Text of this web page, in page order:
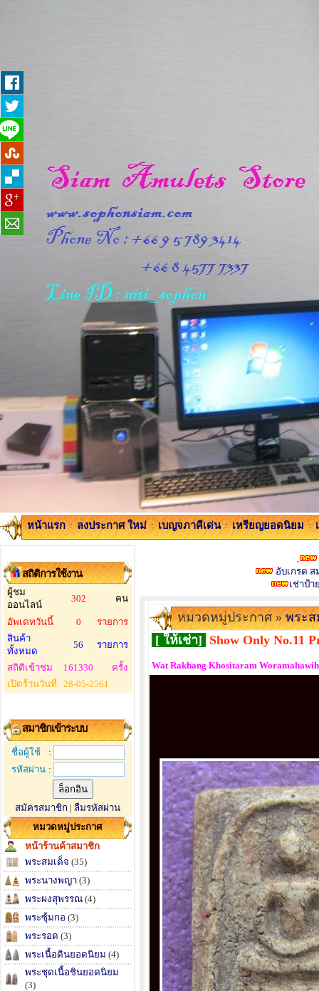
หน้าแรก : ลงประกาศ ใหม่ : เบญจภาคีเด่น : เหรียญยอดนิยม :
สถิติการใช้งาน
ผู้ชม
ออนไลน์
302 คน
อัพเดทวันนี้ 0
รายการ
สินค้า
ทั้งหมด
56 รายการ
สถิติเข้าชม 161330
ครั้ง
เปิดร้านวันที่
28-05-2561
สมาชิกเข้าระบบ
ชื่อผู้ใช้
:
รหัสผ่าน :
สมัครสมาชิก | ลืมรหัสผ่าน
หมวดหมู่ประกาศ
หน้าร้านค้าสมาชิก
พระสมเด็จ (35)
พระนางพญา (3)
พระผงสุพรรณ (4)
พระซุ้มกอ (3)
พระรอด (3)
พระเนื้อดินยอดนิยม (4)
พระชุดเนื้อชินยอดนิยม
(3)
,
อับเกรด
เช่าป้า
หมวดหมู่ประกาศ »พระส
[ ให้เช่า] Show Only No.11
Wat Rakhang Khositaram